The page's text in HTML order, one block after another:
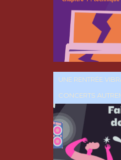
UNE RENTRÉE
CONCERTS